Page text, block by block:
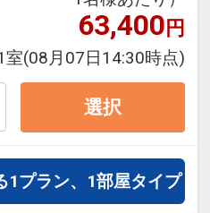
心のJAL（または
確約！フライトマイ
す。
ンタカーや現地交
などの追加（同時予
ンもございます。
】
シーガイア・オーシ
63,400円
室(08月07日14:30時点)
選択
1プラン、1部屋タイプ